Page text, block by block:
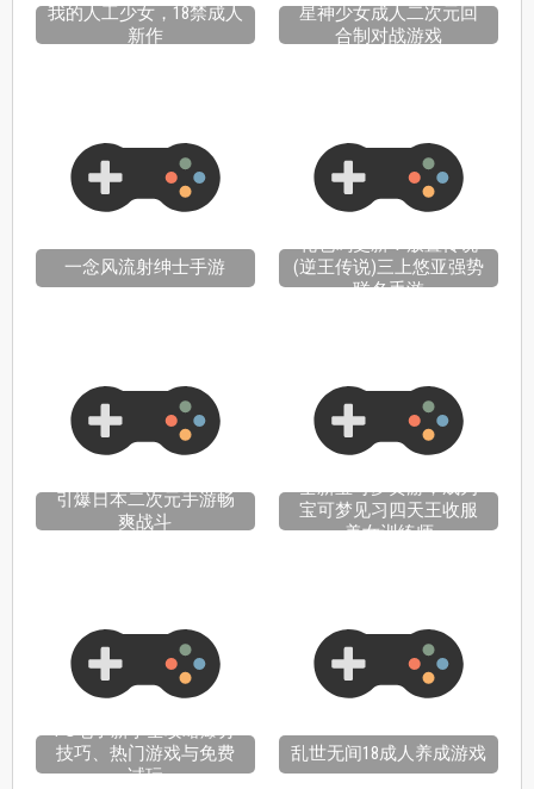
我的人工少女，18禁成人
新作
星神少女成人二次元回
合制对战游戏
一念风流射绅士手游
礼包码更新！放置传说
(逆王传说)三上悠亚强势
联名手游
引爆日本二次元手游畅
爽战斗
全新宝可梦黄游，成为
宝可梦见习四天王收服
美女训练师
PG电子新手全攻略爆分
技巧、热门游戏与免费
试玩
乱世无间18成人养成游戏